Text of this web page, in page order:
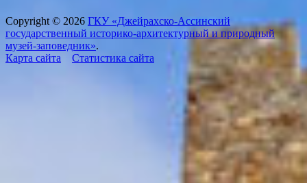
Copyright © 2026 ГКУ «Джейрахско-Ассинcкий
государственный историко-архитектурный и природный
музей-заповедник».
Карта сайта
Статистика сайта